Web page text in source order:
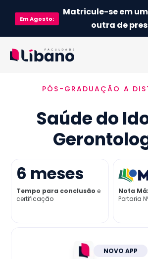
EmAgosto:
Matricule-se em
outra de
Ementa
Como funciona
Credenciamento MEC
Preço
Já sou aluno
PÓS-GRADUAÇÃO A
Saúde do
6 meses
Tempo para conclusão e
certificação
Nota
Portaria
NOVO APP